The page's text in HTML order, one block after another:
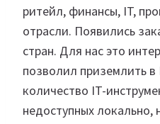
ритейл, финансы, IT,
отрасли. Появились
стран. Для нас это
позволил приземлить
количество IT-
недоступных локально,